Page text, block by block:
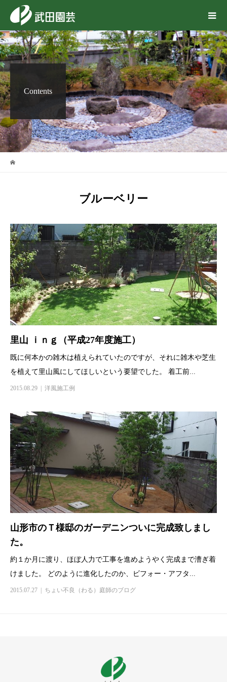
Contents
ブルーベリー
里山 ｉｎｇ（平成27年度施工）
既に何本かの雑木は植えられていたのですが、それに雑木や芝生
を植えて里山風にしてほしいという要望でした。 着工前...
2015.08.29 洋風施工例
山形市のＴ様邸のガーデニンついに完成致しまし
た。
約１か月に渡り、ほぼ人力で工事を進めようやく完成まで漕ぎ着
けました。 どのように進化したのか、ビフォー・アフタ...
2015.07.27 ちょい不良（わる）庭師のブログ